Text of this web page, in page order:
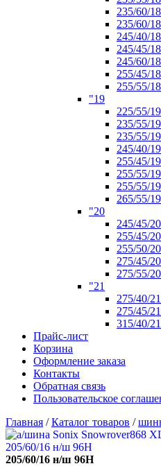
235/60/
235/60/
245/40/
245/45/
245/60/
255/45/
255/55/
"19
225/55/
235/55/
235/55/
245/40/
255/45/
255/55/
255/55/
265/55/
"20
245/45/
255/45/
255/50/
275/45/
275/55/
"21
275/40/
275/45/
315/40/
Прайс-лист
Корзина
Оформление заказа
Контакты
Обратная связь
Пользовательское
Главная /Каталог товаров /
205/60/16 н/ш 96H